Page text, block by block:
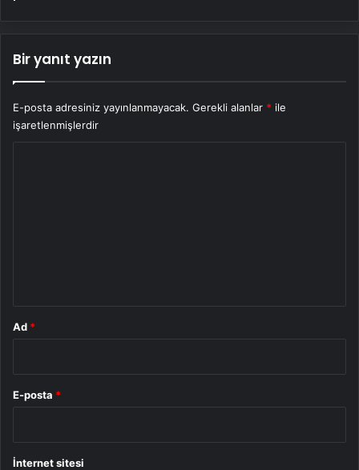
Bir yanıt yazın
E-posta adresiniz yayınlanmayacak. Gerekli alanlar * ile
işaretlenmişlerdir
Ad *
E-posta *
İnternet sitesi